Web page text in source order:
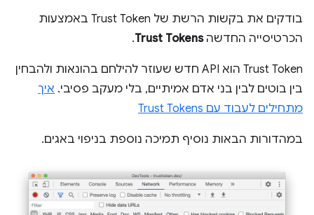
בודקים את בקשות הרשת של Trust Token באמצעות
הכרטיסייה החדשהTrust Tokens
.
Trust Token הוא API חדש שעוזר להילחם בהונאות ולהבחין
בין בוטים לבין בני אדם אמיתיים, בלי מעקב פסיבי. איך
מתחילים לעבוד עם Trust Tokens
במהדורות הבאות נוסיף תמיכה נוספת בניפוי באגים.